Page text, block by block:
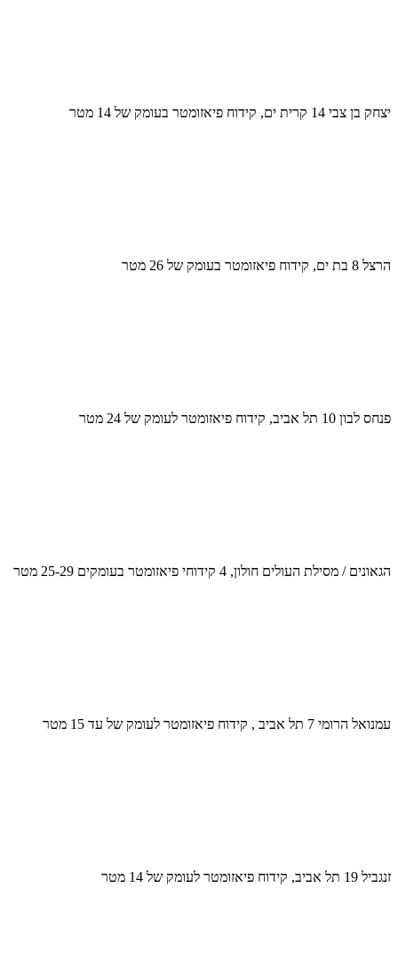
יצחק בן צבי 14 קרית ים, קידוח פיאזומטר בעומק של 14 מטר
הרצל 8 בת ים, קידוח פיאזומטר בעומק של 26 מטר
פנחס לבון 10 תל אביב, קידוח פיאזומטר לעומק של 24 מטר
הגאונים / מסילת העולים חולון, 4 קידוחי פיאזומטר בעומקים 25-29 מטר
עמנואל הרומי 7 תל אביב , קידוח פיאזומטר לעומק של עד 15 מטר
זנגביל 19 תל אביב, קידוח פיאזומטר לעומק של 14 מטר